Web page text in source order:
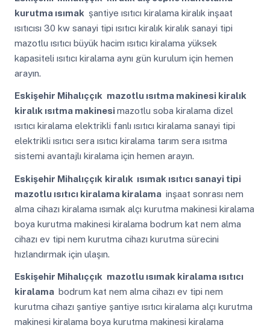
kurutma ısımak şantiye ısıtıcı kiralama kiralık inşaat
ısıtıcısı 30 kw sanayi tipi ısıtıcı kiralık kiralık sanayi tipi
mazotlu ısıtıcı büyük hacim ısıtıcı kiralama yüksek
kapasiteli ısıtıcı kiralama aynı gün kurulum için hemen
arayın.
Eskişehir Mihalıççık mazotlu ısıtma makinesi kiralık
kiralık ısıtma makinesimazotlu soba kiralama dizel
ısıtıcı kiralama elektrikli fanlı ısıtıcı kiralama sanayi tipi
elektrikli ısıtıcı sera ısıtıcı kiralama tarım sera ısıtma
sistemi avantajlı kiralama için hemen arayın.
Eskişehir Mihalıççık kiralık ısımak ısıtıcı sanayi tipi
mazotlu ısıtıcı kiralama kiralama inşaat sonrası nem
alma cihazı kiralama ısımak alçı kurutma makinesi kiralama
boya kurutma makinesi kiralama bodrum kat nem alma
cihazı ev tipi nem kurutma cihazı kurutma sürecini
hızlandırmak için ulaşın.
Eskişehir Mihalıççık mazotlu ısımak kiralama ısıtıcı
kiralama bodrum kat nem alma cihazı ev tipi nem
kurutma cihazı şantiye şantiye ısıtıcı kiralama alçı kurutma
makinesi kiralama boya kurutma makinesi kiralama